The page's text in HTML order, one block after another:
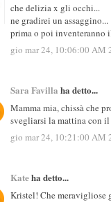
che delizia x gli occhi...
ne gradirei un assaggino...
prima o poi inventeranno
gio mar 24, 10:06:00 AM
Sara Favilla ha detto...
Mamma mia, chissà che
svegliarsi la mattina con
gio mar 24, 10:21:00 AM
Kateha detto...
Kristel! Che